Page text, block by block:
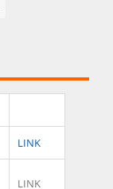
LINK
LINK